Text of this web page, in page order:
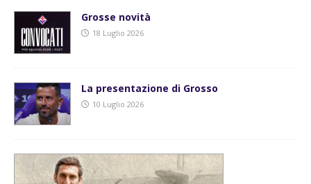
Grosse novità
18 Luglio 2026
La presentazione di Grosso
10 Luglio 2026